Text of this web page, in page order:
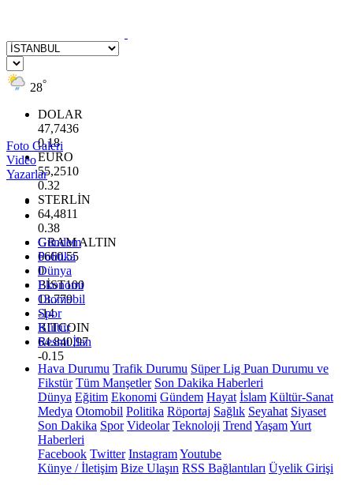
28°
DOLAR
47,7436
0.18
EURO
55,2510
0.32
STERLİN
64,4811
0.38
GRAM ALTIN
6660.55
0
BİST100
13.779
-14
BITCOIN
64.840,97
-0.15
Foto Galeri
Video
Yazarlar
Gündem
Politika
Dünya
Ekonomi
Otomobil
Spor
Kültür
Resmi İlan
Hava Durumu Trafik Durumu Süper Lig Puan Durumu ve
Fikstür Tüm Manşetler Son Dakika Haberleri
Dünya Eğitim Ekonomi Gündem Hayat İslam Kültür-Sanat
Medya Otomobil Politika Röportaj Sağlık Seyahat Siyaset
Son Dakika Spor Videolar Teknoloji Trend YaşamYurt
Haberleri
Facebook Twitter InstagramYoutube
Künye / İletişim Bize Ulaşın RSS Bağlantıları Üyelik Girişi